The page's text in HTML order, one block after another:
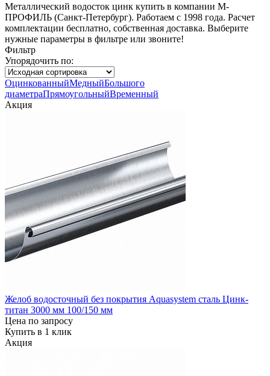
Металлический водосток цинк купить в компании М-
ПРОФИЛЬ (Санкт-Петербург). Работаем с 1998 года. Расчет
комплектации бесплатно, собственная доставка. Выберите
нужные параметры в фильтре или звоните!
Фильтр
Упорядочить по:
ОцинкованныйМедныйБольшого
диаметраПрямоугольныйВременный
Акция
Желоб водосточный без покрытия Aquasystem сталь Цинк-
титан 3000 мм 100/150 мм
Цена по запросу
Купить в 1 клик
Акция